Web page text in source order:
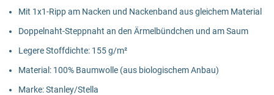
Mit 1x1-Ripp am Nacken und Nackenband aus gleichem Material
Doppelnaht-Steppnaht an den Ärmelbündchen und am Saum
Legere Stoffdichte: 155 g/m²
Material: 100% Baumwolle (aus biologischem Anbau)
Marke: Stanley/Stella